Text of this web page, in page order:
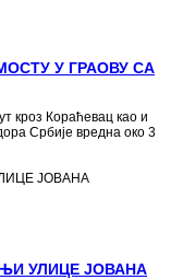
У ГРАОВУ СА
кроз Кораћевац као и
Србије вредна око 3
УЛИЦЕ ЈОВАНА